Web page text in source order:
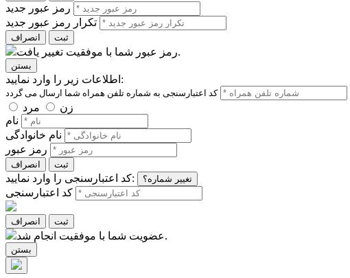
رمز عبور جدید
تکرار رمز عبور جدید
انصراف ثبت
رمز عبور شما با موفقیت تغییر یافت.
بستن
اطلاعات زیر را وارد نمایید:
زن
مرد
نام
نام خانوادگی
رمز عبور
انصراف ثبت
کد اعتبارسنجی را وارد نمایید: تغییر شماره؟
کد اعتبارسنجی
انصراف ثبت
عضویت شما با موفقیت انجام شد.
بستن